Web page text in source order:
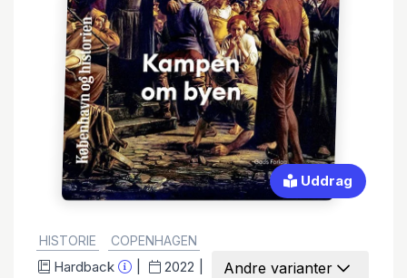
Uddrag
HISTORIE
COPENHAGEN
Hardback 2022 Andre varianter